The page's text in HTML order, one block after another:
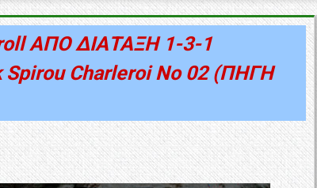
ΑΠΟ ΔΙΑΤΑΞΗ 1-3-1
Spirou Charleroi No 02 (ΠΗΓΗ